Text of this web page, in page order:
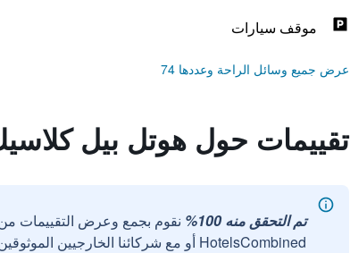
موقف سيارات
عرض جميع وسائل الراحة وعددها 74
تقييمات حول هوتل بيل
تم التحقق منه 100%
نقوم بجمع وعرض التقييمات
HotelsCombined أو مع شركائنا الخارجيين الموثوقين.